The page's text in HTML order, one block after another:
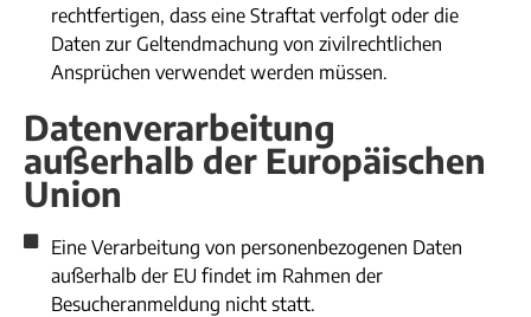
rechtfertigen, dass eine Straftat verfolgt oder die
Daten zur Geltendmachung von zivilrechtlichen
Ansprüchen verwendet werden müssen.​
Datenverarbeitung
außerhalb der Europäischen
Union
Eine Verarbeitung von personenbezogenen Daten
außerhalb der EU findet im Rahmen der
Besucheranmeldung nicht statt.